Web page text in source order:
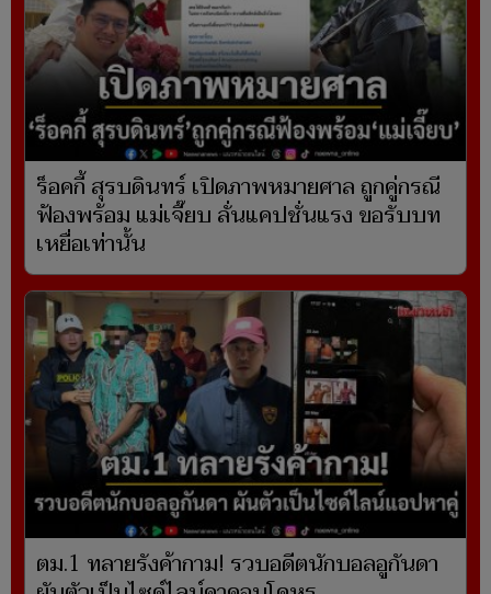
ร็อคกี้ สุรบดินทร์ เปิดภาพหมายศาล ถูกคู่กรณี
ฟ้องพร้อม แม่เจี๊ยบ ลั่นแคปชั่นแรง ขอรับบท
เหยื่อเท่านั้น
ตม.1 ทลายรังค้ากาม! รวบอดีตนักบอลอูกันดา